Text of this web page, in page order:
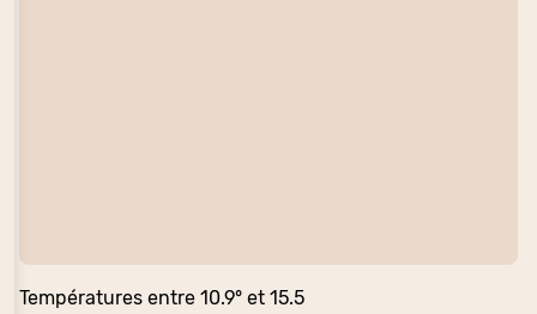
Températures entre 10.9° et 15.5